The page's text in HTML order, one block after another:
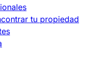
tu propiedad